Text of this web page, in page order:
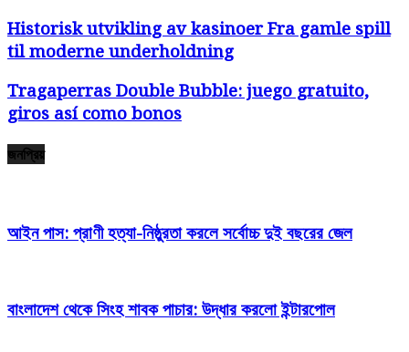
Historisk utvikling av kasinoer Fra gamle spill
til moderne underholdning
Tragaperras Double Bubble: juego gratuito,
giros así­ como bonos
জনপ্রিয়
আইন পাস: প্রাণী হত্যা-নিষ্ঠুরতা করলে সর্বোচ্চ দুই বছরের জেল
বাংলাদেশ থেকে সিংহ শাবক পাচার: উদ্ধার করলো ইন্টারপোল